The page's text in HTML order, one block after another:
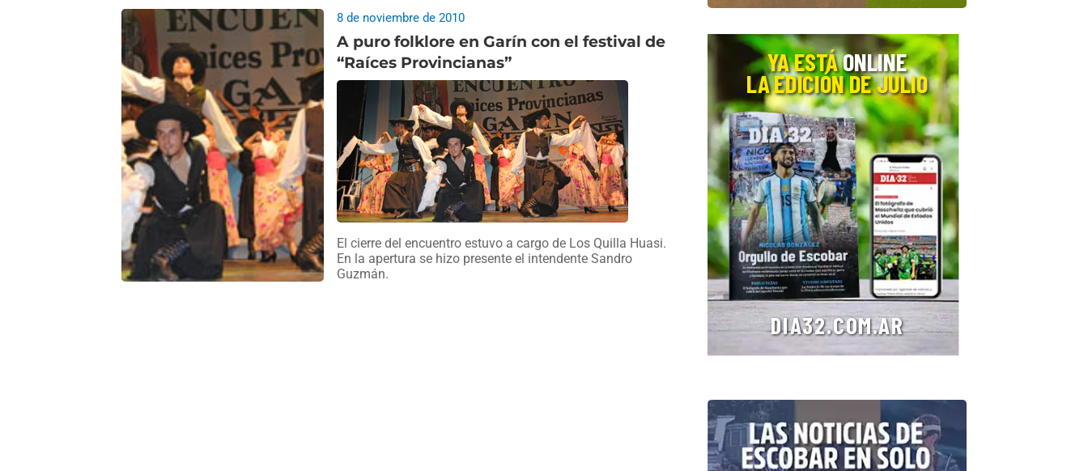
A puro folklore en Garín con el festival de
“Raíces Provincianas”
8 de noviembre de 2010
El cierre del encuentro estuvo a cargo de Los Quilla Huasi.
En la apertura se hizo presente el intendente Sandro
Guzmán.